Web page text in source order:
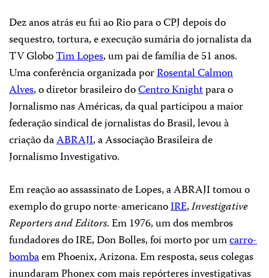
Dez anos atrás eu fui ao Rio para o CPJ depois do
sequestro, tortura, e execução sumária do jornalista da
TV GloboTim Lopes, um pai de família de 51 anos.
Uma conferência organizada porRosental Calmon
Alves, o diretor brasileiro doCentro Knightpara o
Jornalismo nas Américas, da qual participou a maior
federação sindical de jornalistas do Brasil, levou à
criação daABRAJI, a Associação Brasileira de
Jornalismo Investigativo.
Em reação ao assassinato de Lopes, a ABRAJI tomou o
exemplo do grupo norte-americanoIRE,Investigative
Reporters and Editors. Em 1976, um dos membros
fundadores do IRE, Don Bolles, foi morto por umcarro-
bombaem Phoenix, Arizona. Em resposta, seus colegas
inundaram Phonex com mais repórteres investigativas